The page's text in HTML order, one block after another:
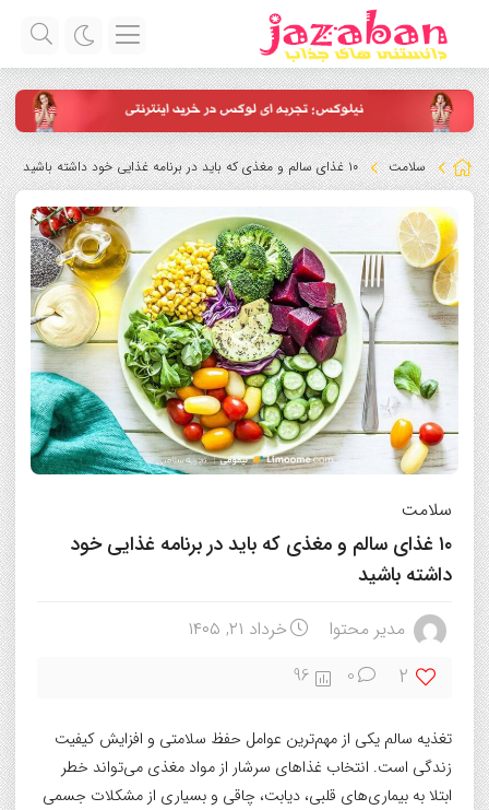
سلامت ۱۰ غذای سالم و مغذی که باید در برنامه غذایی خود داشته باشید
سلامت
۱۰ غذای سالم و مغذی که باید در برنامه غذایی خود
داشته باشید
مدیر محتوا خرداد ۲۱, ۱۴۰۵
2
0
96
تغذیه سالم یکی از مهم‌ترین عوامل حفظ سلامتی و افزایش کیفیت
زندگی است. انتخاب غذاهای سرشار از مواد مغذی می‌تواند خطر
ابتلا به بیماری‌های قلبی، دیابت، چاقی و بسیاری از مشکلات جسمی